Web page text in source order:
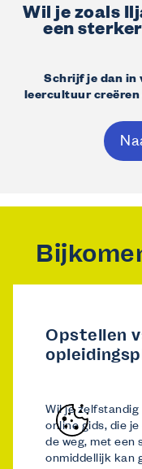
Wil je zoals
een
Schrijf je dan in
leercultuur creëren
Opstellen
Wil je
online gids, die
de weg, met een
onmiddellijk kan